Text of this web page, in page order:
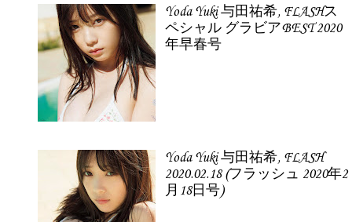
Yoda Yuki 与田祐希, FLASHス
ペシャル グラビアBEST 2020
年早春号
Yoda Yuki 与田祐希, FLASH
2020.02.18 (フラッシュ 2020年2
月18日号)